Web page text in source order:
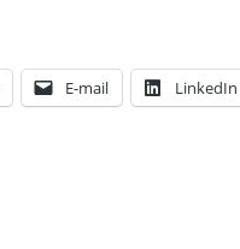
E-mail LinkedIn